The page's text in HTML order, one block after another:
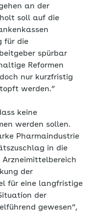
an der
soll auf die
für die
spürbar
Reformen
nur kurzfristig
werden.“
keine
werden sollen.
Pharmaindustrie
in die
Arzneimittelbereich
der
für eine langfristige
der
gewesen“,